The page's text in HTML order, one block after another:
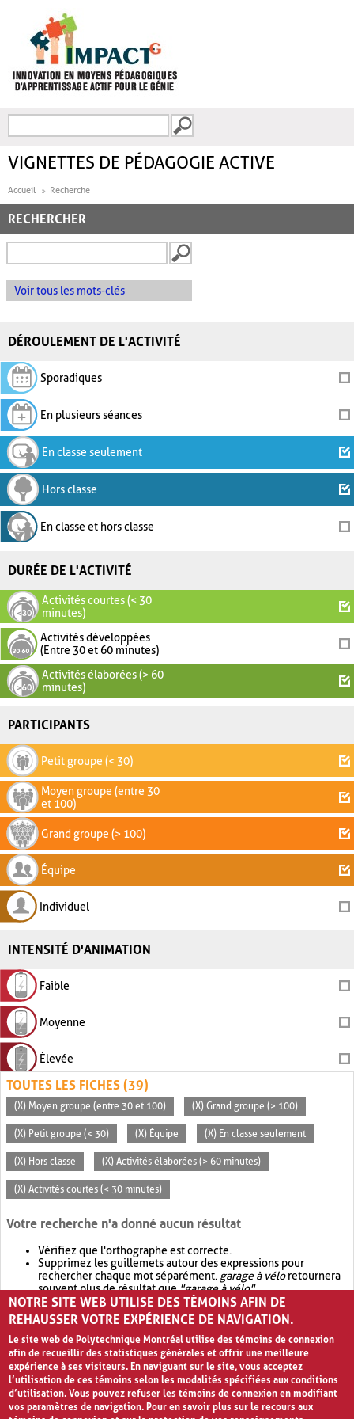
FORMULAIRE DE
VIGNETTES DE PÉDAGOGIE ACTIVE
Accueil Recherche
RECHERCHER
Voir tous les mots-clés
DÉROULEMENT DE L'ACTIVITÉ
Sporadiques
En plusieurs séances
En classe seulement
Hors classe
En classe et hors classe
DURÉE DE L'ACTIVITÉ
Activités courtes (< 30
minutes)
Activités développées
(Entre 30 et 60 minutes)
Activités élaborées (> 60
minutes)
PARTICIPANTS
Petit groupe (< 30)
Moyen groupe (entre 30
et 100)
Grand groupe (> 100)
Équipe
Individuel
INTENSITÉ D'ANIMATION
Faible
Moyenne
Élevée
TOUTES LES FICHES (39)
(X) Moyen groupe (entre 30 et 100) (X) Grand groupe (> 100)
(X) Petit groupe (< 30) (X) Équipe (X) En classe seulement
(X) Hors classe (X) Activités élaborées (> 60 minutes)
(X) Activités courtes (< 30 minutes)
Votre recherche n'a donné aucun résultat
Vérifiez que l'orthographe est correcte.
Supprimez les guillemets autour des expressions pour
rechercher chaque mot séparément. garage à véloretournera
souvent plus de résultat que"garage à vélo".
Envisagez d'élargir votre recherche avec OR.garage OR vélo
retournera souvent plus de résultat quegarage à vélo
NOTRE SITE WEB UTILISE DES TÉMOINS AFIN DE
REHAUSSER VOTRE EXPÉRIENCE DE NAVIGATION.
Le site web de Polytechnique Montréal utilise des témoins de connexion
afin de recueillir des statistiques générales et offrir une meilleure
expérience à ses visiteurs. En naviguant sur le site, vous acceptez
l’utilisation de ces témoins selon les modalités spécifiées aux conditions
d’utilisation. Vous pouvez refuser les témoins de connexion en modifiant
vos paramètres de navigation. Pour en savoir plus sur le recours aux